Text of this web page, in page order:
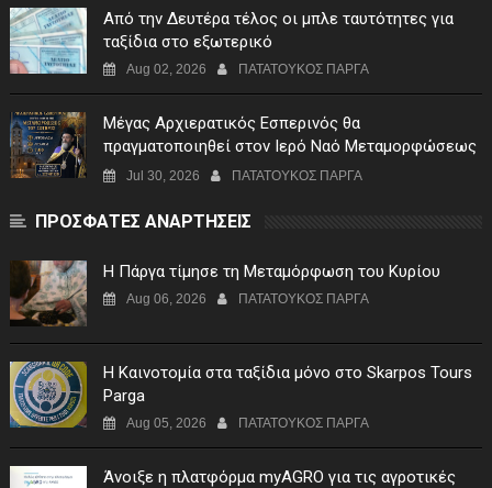
Από την Δευτέρα τέλος οι μπλε ταυτότητες για
ταξίδια στο εξωτερικό
Aug 02, 2026 ΠΑΤΑΤΟΥΚΟΣ ΠΑΡΓΑ
Μέγας Αρχιερατικός Εσπερινός θα
πραγματοποιηθεί στον Ιερό Ναό Μεταμορφώσεως
του Σωτήρος Σταυροχωρίου στης 5 Αυγούστου
Jul 30, 2026 ΠΑΤΑΤΟΥΚΟΣ ΠΑΡΓΑ
ΠΡΟΣΦΑΤΕΣ ΑΝΑΡΤΗΣΕΙΣ
Η Πάργα τίμησε τη Μεταμόρφωση του Κυρίου
Aug 06, 2026 ΠΑΤΑΤΟΥΚΟΣ ΠΑΡΓΑ
Η Καινοτομία στα ταξίδια μόνο στο Skarpos Tours
Parga
Aug 05, 2026 ΠΑΤΑΤΟΥΚΟΣ ΠΑΡΓΑ
Άνοιξε η πλατφόρμα myAGRO για τις αγροτικές